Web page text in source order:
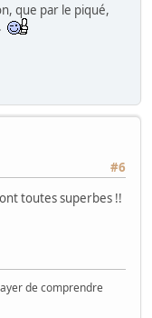
que par le piqué,
#6
toutes superbes !!
de comprendre